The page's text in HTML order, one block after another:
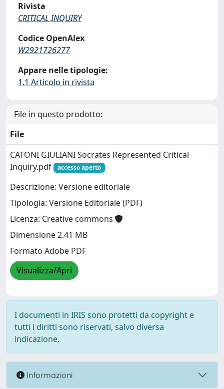
Rivista
CRITICAL INQUIRY
Codice OpenAlex
W2921726277
Appare nelle tipologie:
1.1 Articolo in rivista
File in questo prodotto:
File
CATONI GIULIANI Socrates Represented Critical
Inquiry.pdf
accesso aperto
Descrizione: Versione editoriale
Tipologia: Versione Editoriale (PDF)
Licenza: Creative commons
Dimensione 2.41 MB
Formato Adobe PDF
Visualizza/Apri
I documenti in IRIS sono protetti da copyright e
tutti i diritti sono riservati, salvo diversa
indicazione.
Informazioni